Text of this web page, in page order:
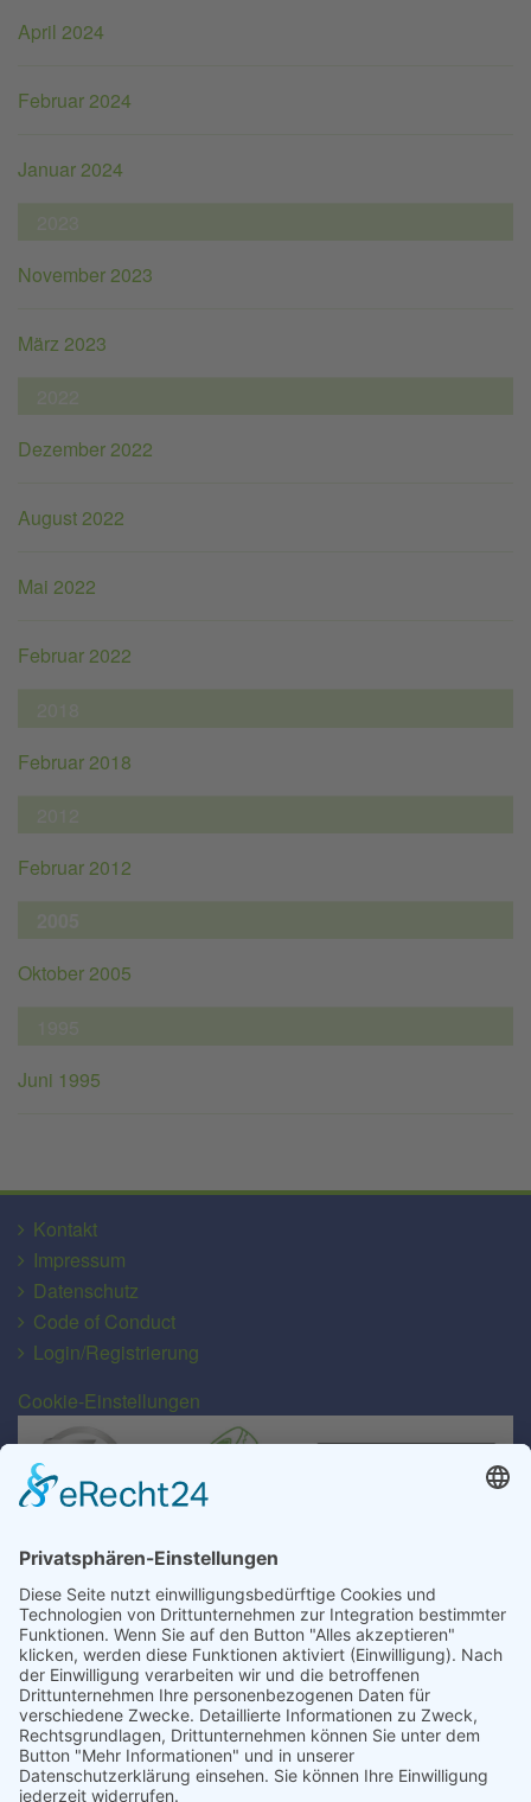
April 2024
Februar 2024
Januar 2024
November 2023
März 2023
Dezember 2022
August 2022
Mai 2022
Februar 2022
Februar 2018
Februar 2012
Oktober 2005
Juni 1995
Kontakt
Impressum
Datenschutz
Code of Conduct
Login/Registrierung
Cookie-Einstellungen
Transport für alle Abfall- und Schüttgutarten
EU-Lizenz-Nr.: D/Sn-063-ZWL
MRH Mülsen GmbH
Gewerbegebiet Gartenstraße 49/50
D-08132 Mülsen/OT St. Jacob
MRH Mülsen GmbH
In der Muna 8
D-15749 Mittenwalde/OT Töpchin